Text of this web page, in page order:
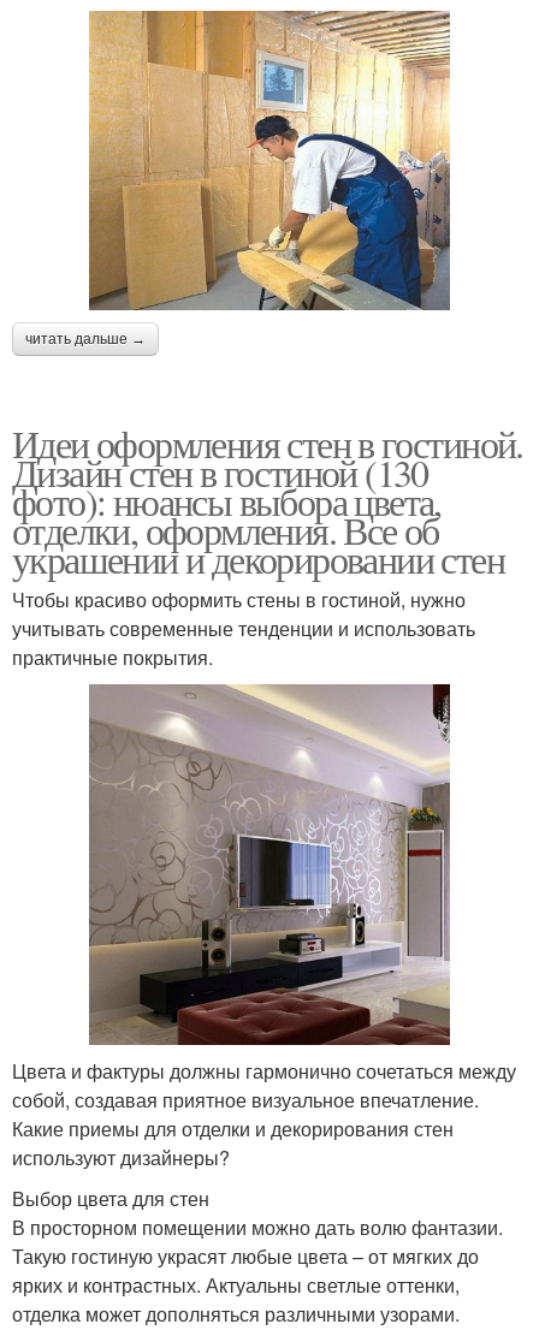
читать дальше →
Идеи оформления стен в гостиной.
Дизайн стен в гостиной (130
фото): нюансы выбора цвета,
отделки, оформления. Все об
украшении и декорировании стен
Чтобы красиво оформить стены в гостиной, нужно
учитывать современные тенденции и использовать
практичные покрытия.
Цвета и фактуры должны гармонично сочетаться между
собой, создавая приятное визуальное впечатление.
Какие приемы для отделки и декорирования стен
используют дизайнеры?
Выбор цвета для стен
В просторном помещении можно дать волю фантазии.
Такую гостиную украсят любые цвета – от мягких до
ярких и контрастных. Актуальны светлые оттенки,
отделка может дополняться различными узорами.